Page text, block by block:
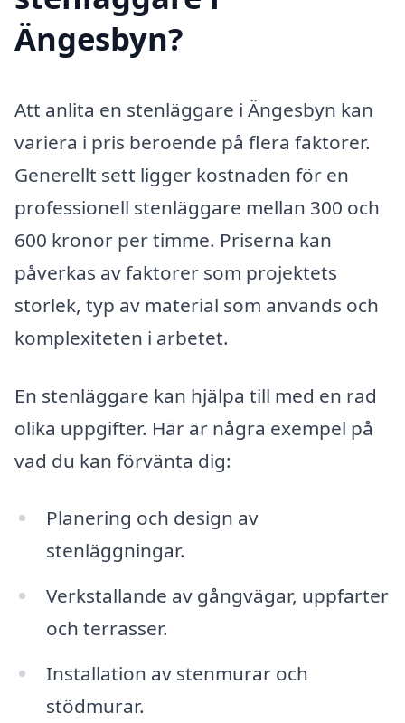
Ängesbyn?
Att anlita en stenläggare i Ängesbyn kan
variera i pris beroende på flera faktorer.
Generellt sett ligger kostnaden för en
professionell stenläggare mellan 300 och
600 kronor per timme. Priserna kan
påverkas av faktorer som projektets
storlek, typ av material som används och
komplexiteten i arbetet.
En stenläggare kan hjälpa till med en rad
olika uppgifter. Här är några exempel på
vad du kan förvänta dig:
Planering och design av
stenläggningar.
Verkstallande av gångvägar, uppfarter
och terrasser.
Installation av stenmurar och
stödmurar.